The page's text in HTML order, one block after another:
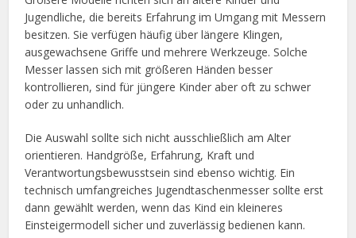
Jugendliche, die bereits Erfahrung im Umgang mit Messern
besitzen. Sie verfügen häufig über längere Klingen,
ausgewachsene Griffe und mehrere Werkzeuge. Solche
Messer lassen sich mit größeren Händen besser
kontrollieren, sind für jüngere Kinder aber oft zu schwer
oder zu unhandlich.
Die Auswahl sollte sich nicht ausschließlich am Alter
orientieren. Handgröße, Erfahrung, Kraft und
Verantwortungsbewusstsein sind ebenso wichtig. Ein
technisch umfangreiches Jugendtaschenmesser sollte erst
dann gewählt werden, wenn das Kind ein kleineres
Einsteigermodell sicher und zuverlässig bedienen kann.